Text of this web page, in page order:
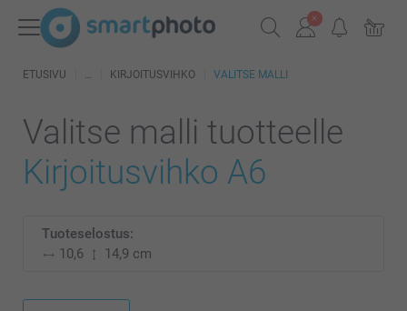
ETUSIVU KIRJOITUSVIHKO VALITSE MALLI
Valitse malli tuotteelle
Kirjoitusvihko A6
Tuoteselostus:
10,6
14,9 cm